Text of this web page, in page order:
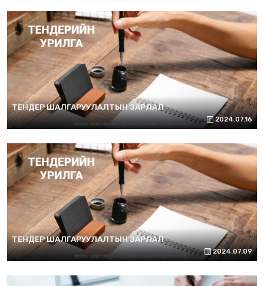
ТЕНДЕР ШАЛГАРУУЛАЛТЫН ЗАРЛАЛ
2024.07.16
ТЕНДЕР ШАЛГАРУУЛАЛТЫН ЗАРЛАЛ
2024.07.09